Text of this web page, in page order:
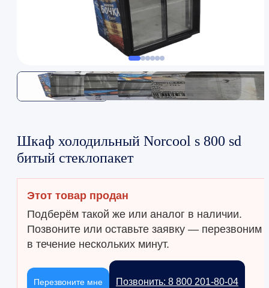
Шкаф холодильный Norcool s 800 sd
битый стеклопакет
Этот товар продан
Подберём такой же или аналог в наличии.
Позвоните или оставьте заявку — перезвоним
в течение нескольких минут.
Позвонить: 8 800 201-80-04
Перезвоните мне